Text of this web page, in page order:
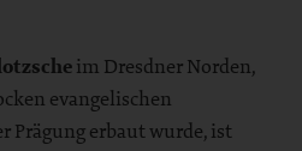
im Dresdner Norden,
evangelischen
Prägung erbaut wurde, ist